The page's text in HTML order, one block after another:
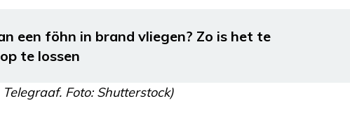
een föhn in brand vliegen? Zo is het te
te lossen
Foto: Shutterstock)